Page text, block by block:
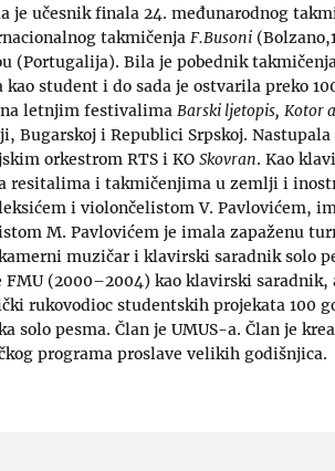
je učesnik finala 24. međunarodnog
takmičenja F.Busoni
(Portugalija). Bila je pobednik
student i do sada je ostvarila preko
na letnjim festivalima Barski ljetopis, Kotor
i Republici Srpskoj. Nastupala
orkestrom RTS i KO Skovran. Kao
resitalima i takmičenjima u zemlji i
i violončelistom V. Pavlovićem,
M. Pavlovićem je imala zapaženu
muzičar i klavirski saradnik solo
(2000–2004) kao klavirski saradnik,
rukovodioc studentskih projekata 100
solo pesma. Član je UMUS-a. Član je
programa proslave velikih godišnjica.